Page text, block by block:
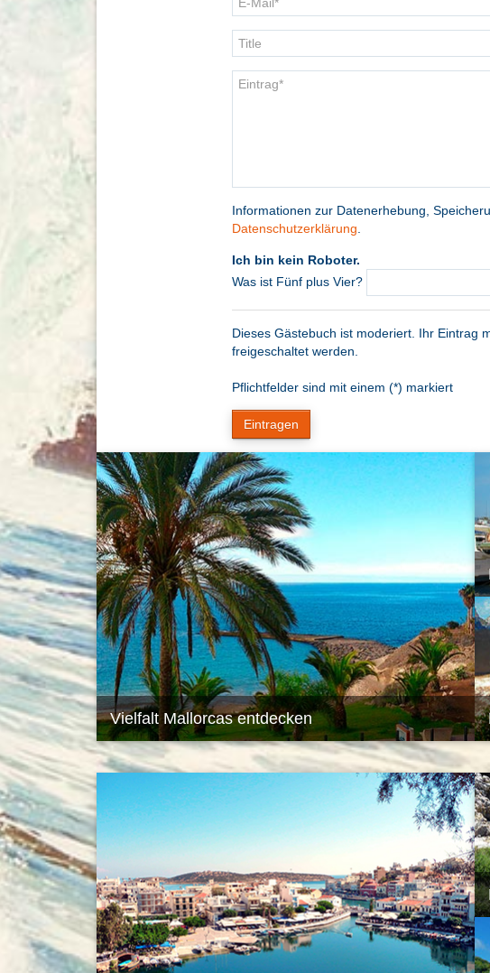
Informationen zur Datenerhebung,
Datenschutzerklärung
Ich bin kein Roboter.
Was ist Fünf plus Vier?
Dieses Gästebuch ist moderiert. Ihr Eintrag
freigeschaltet werden.
Pflichtfelder sind mit einem (*) markiert
Eintragen
Vielfalt Mallorcas entdecken